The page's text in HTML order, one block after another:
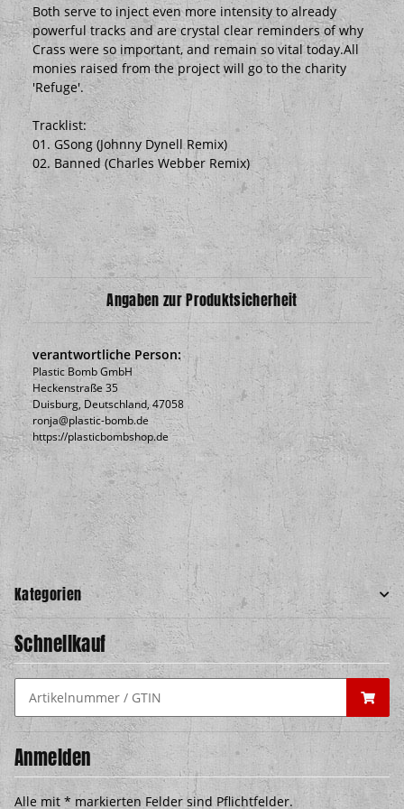
Both serve to inject even more intensity to already
powerful tracks and are crystal clear reminders of why
Crass were so important, and remain so vital today.All
monies raised from the project will go to the charity
'Refuge'.
Tracklist:
01. GSong (Johnny Dynell Remix)
02. Banned (Charles Webber Remix)
Angaben zur Produktsicherheit
verantwortliche Person:
Plastic Bomb GmbH
Heckenstraße 35
Duisburg, Deutschland, 47058
ronja@plastic-bomb.de
https://plasticbombshop.de
Kategorien
Schnellkauf
Anmelden
Alle mit * markierten Felder sind Pflichtfelder.